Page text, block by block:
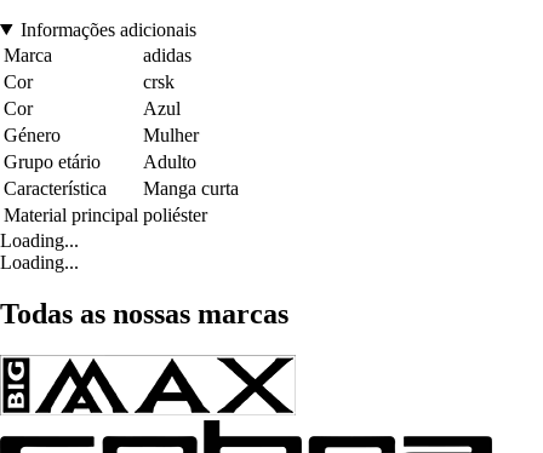
Informações adicionais
Marca
adidas
Cor
crsk
Cor
Azul
Género
Mulher
Grupo etário
Adulto
Característica
Manga curta
Material principal poliéster
Loading...
Loading...
Todas as nossas marcas